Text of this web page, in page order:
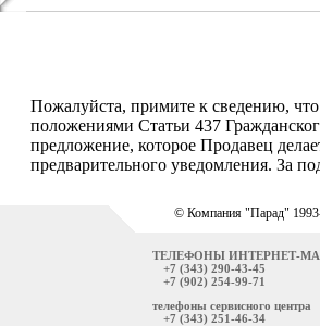
Пожалуйста, примите к сведению,
положениями Статьи 437
предложение, которое Продавец
предварительного уведомления. За
© Компания "Парад"
ТЕЛЕФОНЫ ИНТЕРНЕТ-
+7 (343) 290-43-45
+7 (902) 254-99-71
телефоны сервисного центра
+7 (343) 251-46-34